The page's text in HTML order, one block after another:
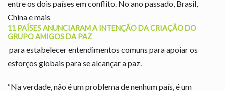
entre os dois países em conflito. No ano passado, Brasil,
China e mais
11 PAÍSES ANUNCIARAM A INTENÇÃO DA CRIAÇÃO DO
GRUPO AMIGOS DA PAZ
para estabelecer entendimentos comuns para apoiar os
esforços globais para se alcançar a paz.
“Na verdade, não é um problema de nenhum país, é um